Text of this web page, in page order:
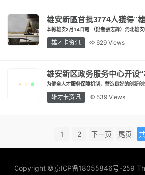
雄安新區首批3774人獲得“
本報雄安2月14日電 （記者張志鋒）河北雄
雄才卡资讯 629 Views
雄安新区政务服务中心开设
为健全人才服务保障机制，营造良好的创新
雄才卡资讯 539 Views
1 2 下一页 尾页
Copyright ©京ICP备18055846号-259